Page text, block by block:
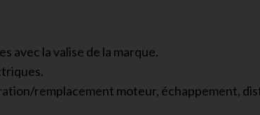
avec la valise de la marque.
remplacement moteur, échappement,